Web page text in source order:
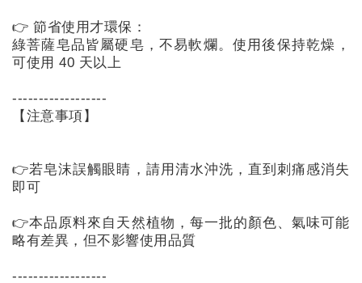
👉 節省使用才環保：
綠菩薩皂品皆屬硬皂，不易軟爛。使用後保持乾燥，
可使用 40 天以上
------------------
【注意事項】
👉若皂沫誤觸眼睛，請用清水沖洗，直到刺痛感消失
即可
👉本品原料來自天然植物，每一批的顏色、氣味可能
略有差異，但不影響使用品質
------------------